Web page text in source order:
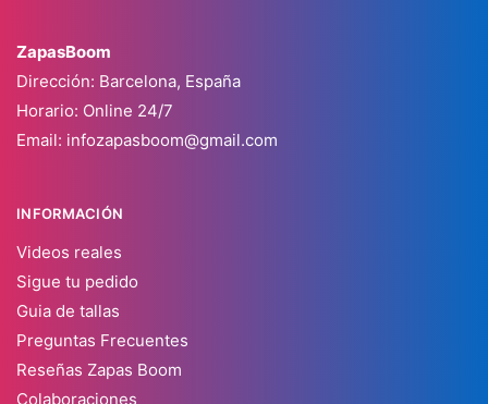
ZapasBoom
Dirección: Barcelona, España
Horario: Online 24/7
Email: infozapasboom@gmail.com
INFORMACIÓN
Videos reales
Sigue tu pedido
Guia de tallas
Preguntas Frecuentes
Reseñas Zapas Boom
Colaboraciones